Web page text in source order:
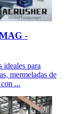
-
para
mermeladas de
...